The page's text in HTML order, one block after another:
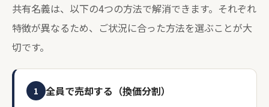
共有名義は、以下の4つの方法で解消できます。それぞれ
特徴が異なるため、ご状況に合った方法を選ぶことが大
切です。
1 全員で売却する（換価分割）